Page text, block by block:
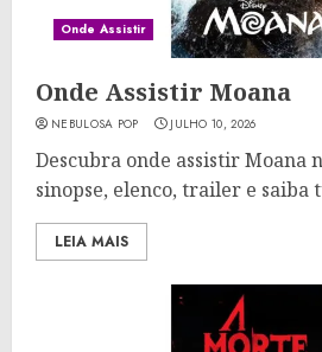
Onde Assistir
Onde Assistir Moana
NEBULOSA POP JULHO 10, 2026
Descubra onde assistir Moana
sinopse, elenco, trailer e saiba
LEIA MAIS